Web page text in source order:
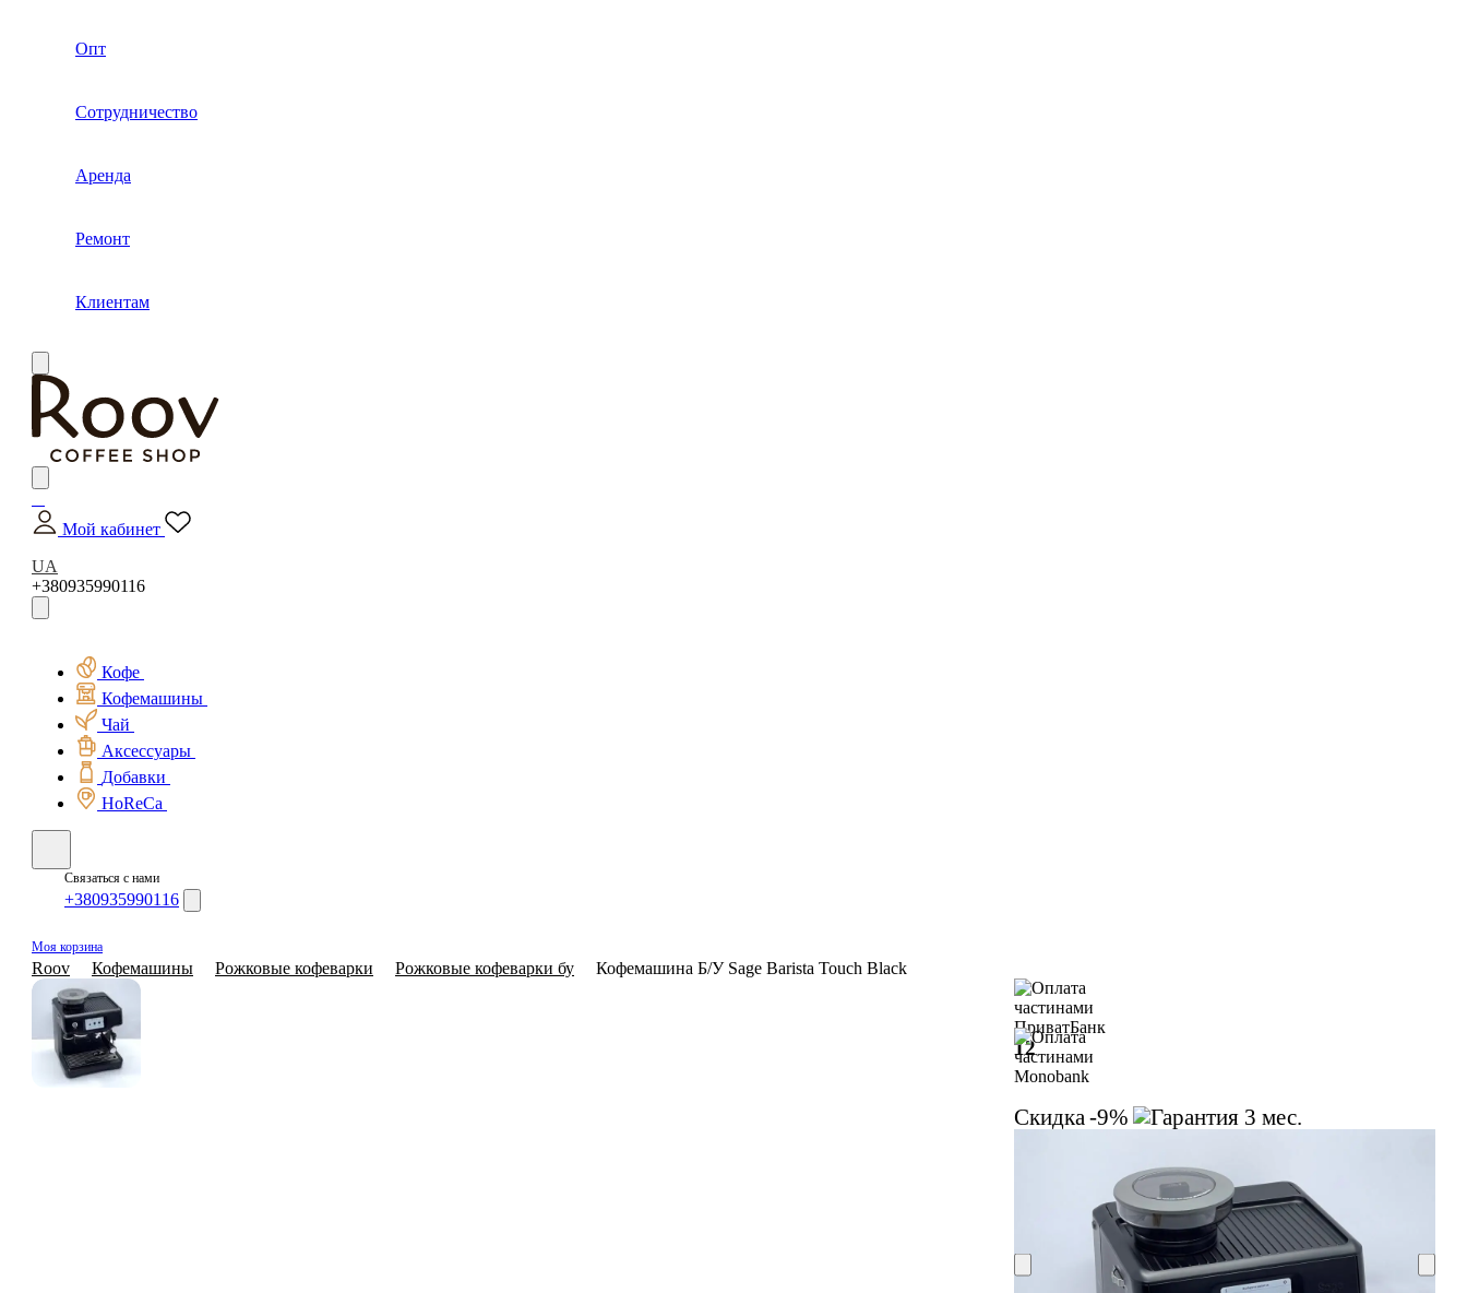
Опт
Сотрудничество
Аренда
Ремонт
Клиентам
Мой кабинет
UA
+380935990116
Кофе
Кофемашины
Чай
Аксессуары
Добавки
HoReCa
Связаться с нами
+380935990116
Моя корзина
Roov Кофемашины Рожковые кофеварки Рожковые кофеварки бу Кофемашина Б/У Sage Barista Touch Black
12
Скидка-9% 3 мес.